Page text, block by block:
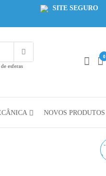
SITE SEGURO
esferas
0
NOVOS PRODUTOS